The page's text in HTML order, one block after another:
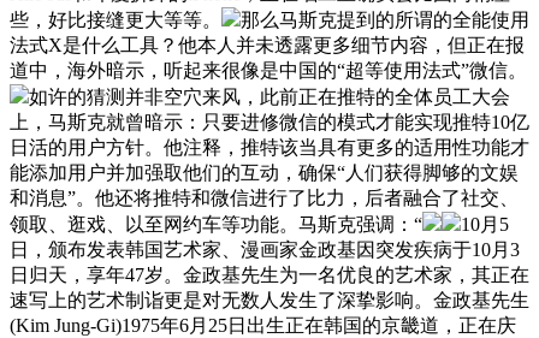
些，好比接缝更大等等。
那么马斯克提到的所谓的全能使用
法式X是什么工具？他本人并未透露更多细节内容，但正在报
道中，海外暗示，听起来很像是中国的“超等使用法式”微信。
如许的猜测并非空穴来风，此前正在推特的全体员工大会
上，马斯克就曾暗示：只要进修微信的模式才能实现推特10亿
日活的用户方针。他注释，推特该当具有更多的适用性功能才
能添加用户并加强取他们的互动，确保“人们获得脚够的文娱
和消息”。他还将推特和微信进行了比力，后者融合了社交、
领取、逛戏、以至网约车等功能。马斯克强调：“
10月5
日，颁布发表韩国艺术家、漫画家金政基因突发疾病于10月3
日归天，享年47岁。金政基先生为一名优良的艺术家，其正在
速写上的艺术制诣更是对无数人发生了深挚影响。金政基先生
(Kim Jung-Gi)1975年6月25日出生正在韩国的京畿道，正在庆